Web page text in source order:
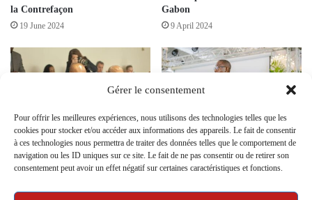
Gérer le consentement
Pour offrir les meilleures expériences, nous utilisons des technologies telles que les
cookies pour stocker et/ou accéder aux informations des appareils. Le fait de consentir
à ces technologies nous permettra de traiter des données telles que le comportement de
navigation ou les ID uniques sur ce site. Le fait de ne pas consentir ou de retirer son
consentement peut avoir un effet négatif sur certaines caractéristiques et fonctions.
la Contrefaçon
19 June 2024
Gabon
9 April 2024
Gabon : une levée record de 1
400 milliards de FCFA pour
alléger une pression budgétaire
DIGITAX GABON : Une Ère
Nouvelle dans la Fiscalité
Gabonaise